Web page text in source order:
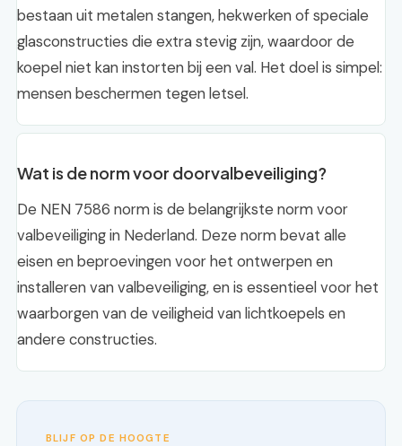
bestaan uit metalen stangen, hekwerken of speciale
glasconstructies die extra stevig zijn, waardoor de
koepel niet kan instorten bij een val. Het doel is simpel:
mensen beschermen tegen letsel.
Wat is de norm voor doorvalbeveiliging?
De NEN 7586 norm is de belangrijkste norm voor
valbeveiliging in Nederland. Deze norm bevat alle
eisen en beproevingen voor het ontwerpen en
installeren van valbeveiliging, en is essentieel voor het
waarborgen van de veiligheid van lichtkoepels en
andere constructies.
BLIJF OP DE HOOGTE